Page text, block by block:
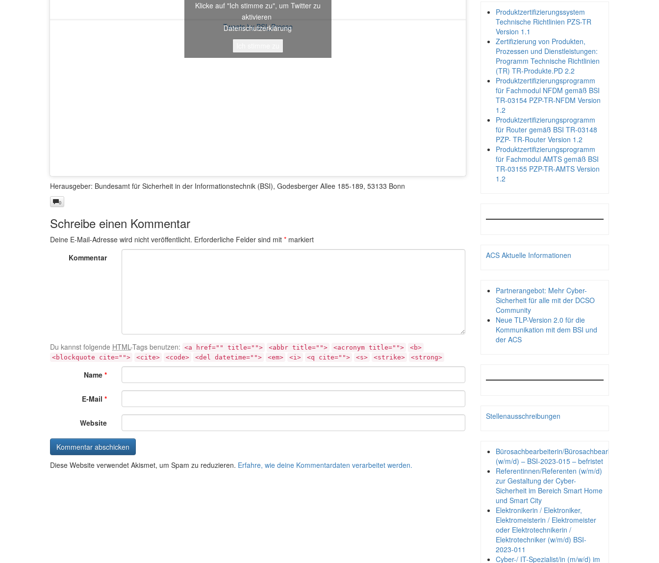
Tweets by BSI_Presse
Klicke auf "Ich stimme zu", um Twitter zu
aktivieren
Datenschutzerklärung
Herausgeber: Bundesamt für Sicherheit in der Informationstechnik (BSI), Godesberger Allee 185-189, 53133 Bonn
0
Schreibe einen Kommentar
Deine E-Mail-Adresse wird nicht veröffentlicht. Erforderliche Felder sind mit * markiert
Kommentar
Du kannst folgende HTML-Tags benutzen: <a href="" title=""> <abbr title=""> <acronym title="">
<b>
<blockquote cite="">
<cite> <code> <del datetime=""> <em> <i> <q cite=""> <s> <strike> <strong>
Name*
E-Mail*
Website
Diese Website verwendet Akismet, um Spam zu reduzieren. Erfahre, wie deine Kommentardaten verarbeitet werden.
Produktzertifizierungssystem
Technische Richtlinien PZS-TR
Version 1.1
Zertifizierung von Produkten,
Prozessen und Dienstleistungen:
Programm Technische Richtlinien
(TR) TR-Produkte.PD 2.2
Produktzertifizierungsprogramm
für Fachmodul NFDM gemäß BSI
TR-03154 PZP-TR-NFDM Version
1.2
Produktzertifizierungsprogramm
für Router gemäß BSI TR-03148
PZP- TR-Router Version 1.2
Produktzertifizierungsprogramm
für Fachmodul AMTS gemäß BSI
TR-03155 PZP-TR-AMTS Version
1.2
ACS Aktuelle Informationen
Partnerangebot: Mehr Cyber-
Sicherheit für alle mit der DCSO
Community
Neue TLP-Version 2.0 für die
Kommunikation mit dem BSI und
der ACS
Stellenausschreibungen
Bürosachbearbeiterin/Bürosachbearbeiter
(w/m/d) – BSI-2023-015 – befristet
Referentinnen/Referenten (w/m/d)
zur Gestaltung der Cyber-
Sicherheit im Bereich Smart Home
und Smart City
Elektronikerin / Elektroniker,
Elektromeisterin / Elektromeister
oder Elektrotechnikerin /
Elektrotechniker (w/m/d) BSI-
2023-011
Cyber-/ IT-Spezialist/in (m/w/d) im